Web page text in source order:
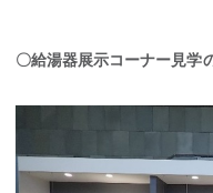
〇給湯器展示コーナー見学